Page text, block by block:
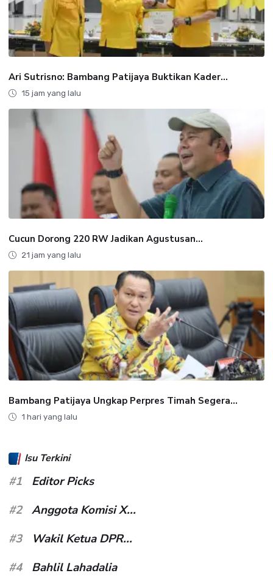
Ari Sutrisno: Bambang Patijaya Buktikan Kader...
15 jam yang lalu
Cucun Dorong 220 RW Jadikan Agustusan...
21 jam yang lalu
Bambang Patijaya Ungkap Perpres Timah Segera...
1 hari yang lalu
Isu Terkini
#1
Editor Picks
#2
Anggota Komisi X...
#3
Wakil Ketua DPR...
#4
Bahlil Lahadalia